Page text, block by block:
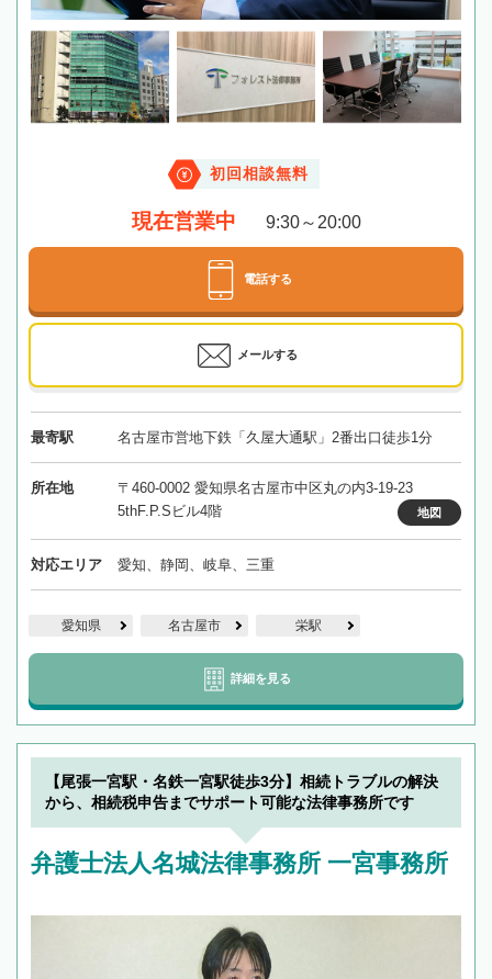
初回相談無料
現在営業中 9:30～20:00
電話する
メールする
最寄駅 名古屋市営地下鉄「久屋大通駅」2番出口徒歩1分
所在地
〒460-0002 愛知県名古屋市中区丸の内3-19-23
5thF.P.Sビル4階
地図
対応エリア 愛知、静岡、岐阜、三重
愛知県 名古屋市 栄駅
詳細を見る
【尾張一宮駅・名鉄一宮駅徒歩3分】相続トラブルの解決
から、相続税申告までサポート可能な法律事務所です
弁護士法人名城法律事務所 一宮事務所